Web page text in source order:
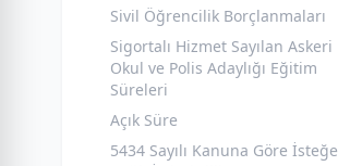
Sivil Öğrencilik Borçlanmaları
Sigortalı Hizmet Sayılan Askeri
Okul ve Polis Adaylığı Eğitim
Süreleri
Açık Süre
5434 Sayılı Kanuna Göre İsteğe